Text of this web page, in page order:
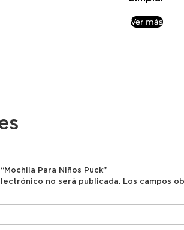
Ver más
Para Niños Puck”
no será publicada. Los campos